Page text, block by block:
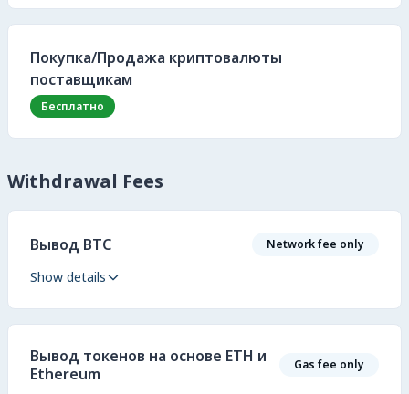
Покупка/Продажа криптовалюты
поставщикам
Бесплатно
Withdrawal Fees
Вывод BTC Network fee only
Show details
Вывод токенов на основе ETH и
Ethereum
Gas fee only